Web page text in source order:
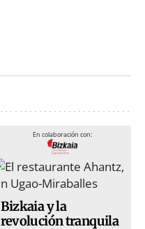
En colaboración con:
Bizkaia y la
revolución tranquila